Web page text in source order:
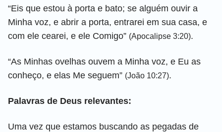
“Eis que estou à porta e bato; se alguém ouvir a
Minha voz, e abrir a porta, entrarei em sua casa, e
com ele cearei, e ele Comigo” (Apocalipse 3:20).
“As Minhas ovelhas ouvem a Minha voz, e Eu as
conheço, e elas Me seguem” (João 10:27).
Palavras de Deus relevantes:
Uma vez que estamos buscando as pegadas de